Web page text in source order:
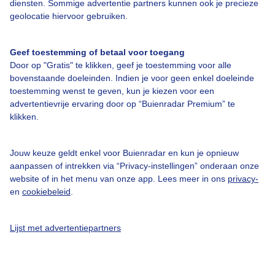
diensten. Sommige advertentie partners kunnen ook je precieze
geolocatie hiervoor gebruiken.
Geef toestemming of betaal voor toegang
Door op "Gratis" te klikken, geef je toestemming voor alle
bovenstaande doeleinden. Indien je voor geen enkel doeleinde
toestemming wenst te geven, kun je kiezen voor een
advertentievrije ervaring door op “Buienradar Premium” te
klikken.
Jouw keuze geldt enkel voor Buienradar en kun je opnieuw
aanpassen of intrekken via “Privacy-instellingen” onderaan onze
website of in het menu van onze app. Lees meer in ons privacy-
en cookiebeleid
Lijst met advertentiepartners
Over Buienradar
Bedrijfsgegevens
Veelgestelde vragen
Contact
Toegankelijkheid
Adverteren
Buienradar Team